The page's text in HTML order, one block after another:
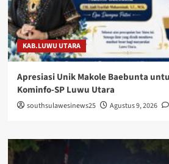
KAB.LUWU UTARA
Apresiasi Unik Makole Baebunta
Kominfo-SP Luwu Utara
southsulawesinews25 Agustus 9, 2026